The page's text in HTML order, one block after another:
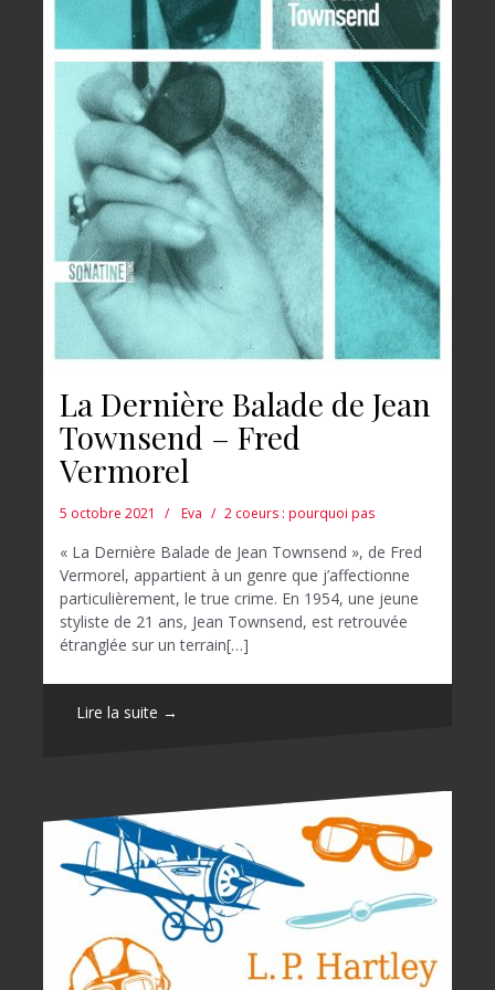
La Dernière Balade de Jean
Townsend – Fred
Vermorel
5 octobre 2021 Eva 2 coeurs : pourquoi pas
« La Dernière Balade de Jean Townsend », de Fred
Vermorel, appartient à un genre que j’affectionne
particulièrement, le true crime. En 1954, une jeune
styliste de 21 ans, Jean Townsend, est retrouvée
étranglée sur un terrain[…]
Lire la suite →